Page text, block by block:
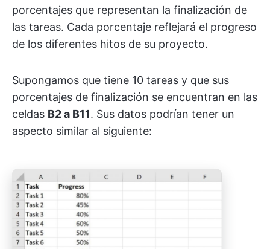
porcentajes que representan la finalización de
las tareas. Cada porcentaje reflejará el progreso
de los diferentes hitos de su proyecto.
Supongamos que tiene 10 tareas y que sus
porcentajes de finalización se encuentran en las
celdas B2 a B11. Sus datos podrían tener un
aspecto similar al siguiente: